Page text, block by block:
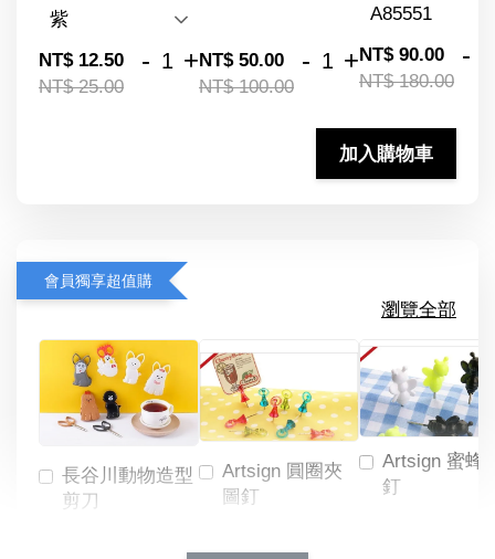
NT$ 12.50
NT$ 25.00
- +NT$ 50.00
NT$ 100.00
- +NT$ 90.00
NT$ 180.00
-
加入購物車
會員獨享超值購
瀏覽全部
長谷川動物造型
剪刀
Artsign 圓圈夾
圖釘
Artsign 蜜蜂
釘